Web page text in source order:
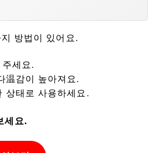
방법이 있어요.
세요.
温감이 높아져요.
상태로 사용하세요.
세요.